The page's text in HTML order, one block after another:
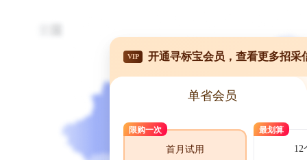
VIP 开通寻标宝会员，查看更多招采
单省会员
限购一次
首月试用
最划算
12